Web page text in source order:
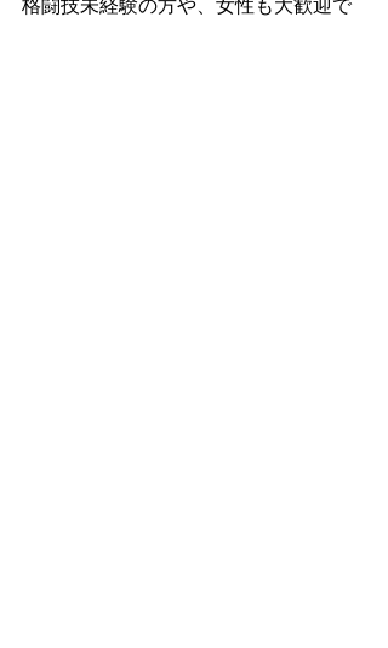
格闘技未経験の方や、女性も大歓迎で